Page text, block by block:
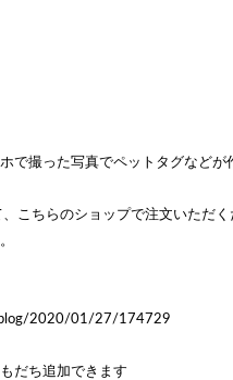
で撮った写真でペットタグなどが
こちらのショップで注文いただ
blog/2020/01/27/174729
だち追加できます